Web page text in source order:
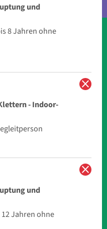
und
8 Jahren ohne
close
- Indoor-
close
und
Jahren ohne